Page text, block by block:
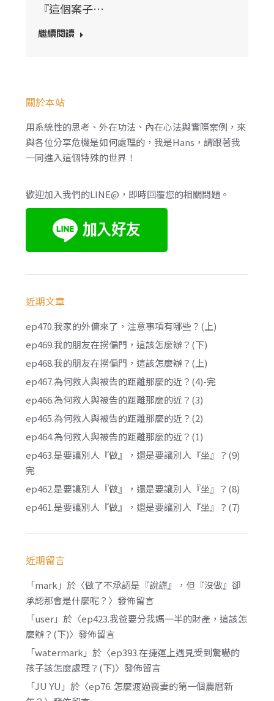
『這個案子…
繼續閱讀
關於本站
用系統性的思考、外在功法、內在心法與實際案例，來
與各位分享危機是如何處理的，我是Hans，請跟著我
一同進入這個特殊的世界！
歡迎加入我們的LINE@，即時回覆您的相關問題。
近期文章
ep470.我家的外傭來了，注意事項有哪些？(上)
ep469.我的朋友在撈偏門，這該怎麼辦？(下)
ep468.我的朋友在撈偏門，這該怎麼辦？(上)
ep467.為何救人與被告的距離那麼的近？(4)-完
ep466.為何救人與被告的距離那麼的近？(3)
ep465.為何救人與被告的距離那麼的近？(2)
ep464.為何救人與被告的距離那麼的近？(1)
ep463.是要讓別人『做』，還是要讓別人『坐』？(9)
完
ep462.是要讓別人『做』，還是要讓別人『坐』？(8)
ep461.是要讓別人『做』，還是要讓別人『坐』？(7)
近期留言
「mark 」於〈做了不承認是『說謊』，但『沒做』卻
承認那會是什麼呢？ 〉發佈留言
「user」於〈ep423.我爸要分我媽一半的財產，這該怎
麼辦？(下)〉發佈留言
「watermark 」於〈ep393.在捷運上遇見受到驚嚇的
孩子該怎麼處理？(下)〉發佈留言
「JU YU 」於〈ep76. 怎麼渡過喪妻的第一個農曆新